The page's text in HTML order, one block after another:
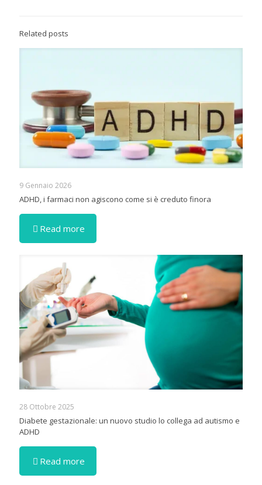
Related posts
9 Gennaio 2026
ADHD, i farmaci non agiscono come si è creduto finora
Read more
28 Ottobre 2025
Diabete gestazionale: un nuovo studio lo collega ad autismo e
ADHD
Read more